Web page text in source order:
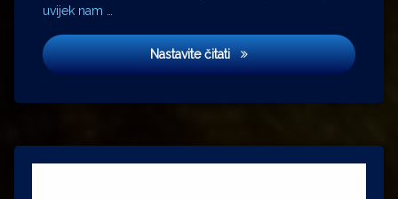
uvijek nam …
Nastavite čitatiPozlaćeni disk